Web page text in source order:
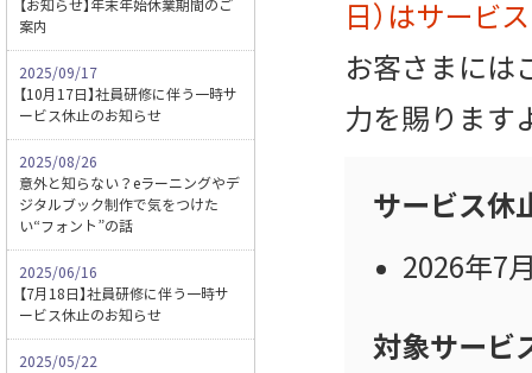
日）はサービ
お客さまには
力を賜ります
サービス休
2026年7
対象サービ
【お知らせ】年末年始休業期間のご
案内
2025/09/17
【10月17日】社員研修に伴う一時サ
ービス休止のお知らせ
2025/08/26
意外と知らない？eラーニングやデ
ジタルブック制作で気をつけた
い“フォント”の話
2025/06/16
【7月18日】社員研修に伴う一時サ
ービス休止のお知らせ
2025/05/22